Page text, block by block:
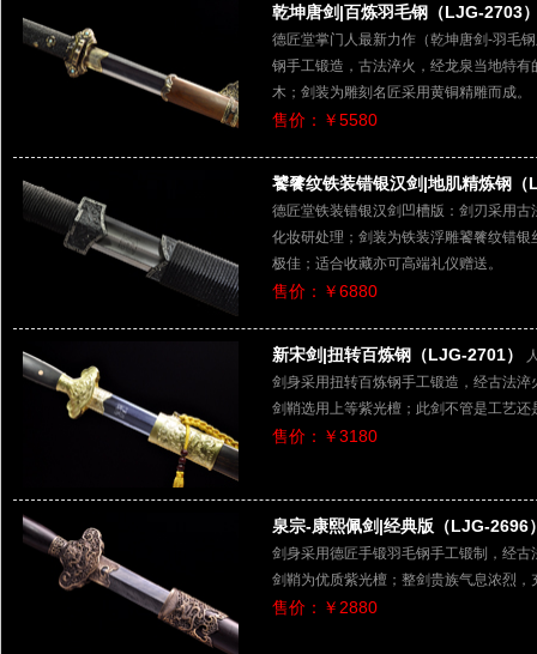
乾坤唐剑|百炼羽毛钢（LJG-2703
德匠堂掌门人最新力作（乾坤唐剑-羽毛
钢手工锻造，古法淬火，经龙泉当地特
木；剑装为雕刻名匠采用黄铜精雕而成。
售价：￥5580
饕餮纹铁装错银汉剑|地肌精炼钢（
德匠堂铁装错银汉剑凹槽版：剑刃采用
化妆研处理；剑装为铁装浮雕饕餮纹错
极佳；适合收藏亦可高端礼仪赠送。
售价：￥6880
新宋剑|扭转百炼钢（LJG-2701）
剑身采用扭转百炼钢手工锻造，经古法
剑鞘选用上等紫光檀；此剑不管是工艺
售价：￥3180
泉宗-康熙佩剑|经典版（LJG-2696
剑身采用德匠手锻羽毛钢手工锻制，经
剑鞘为优质紫光檀；整剑贵族气息浓烈
售价：￥2880